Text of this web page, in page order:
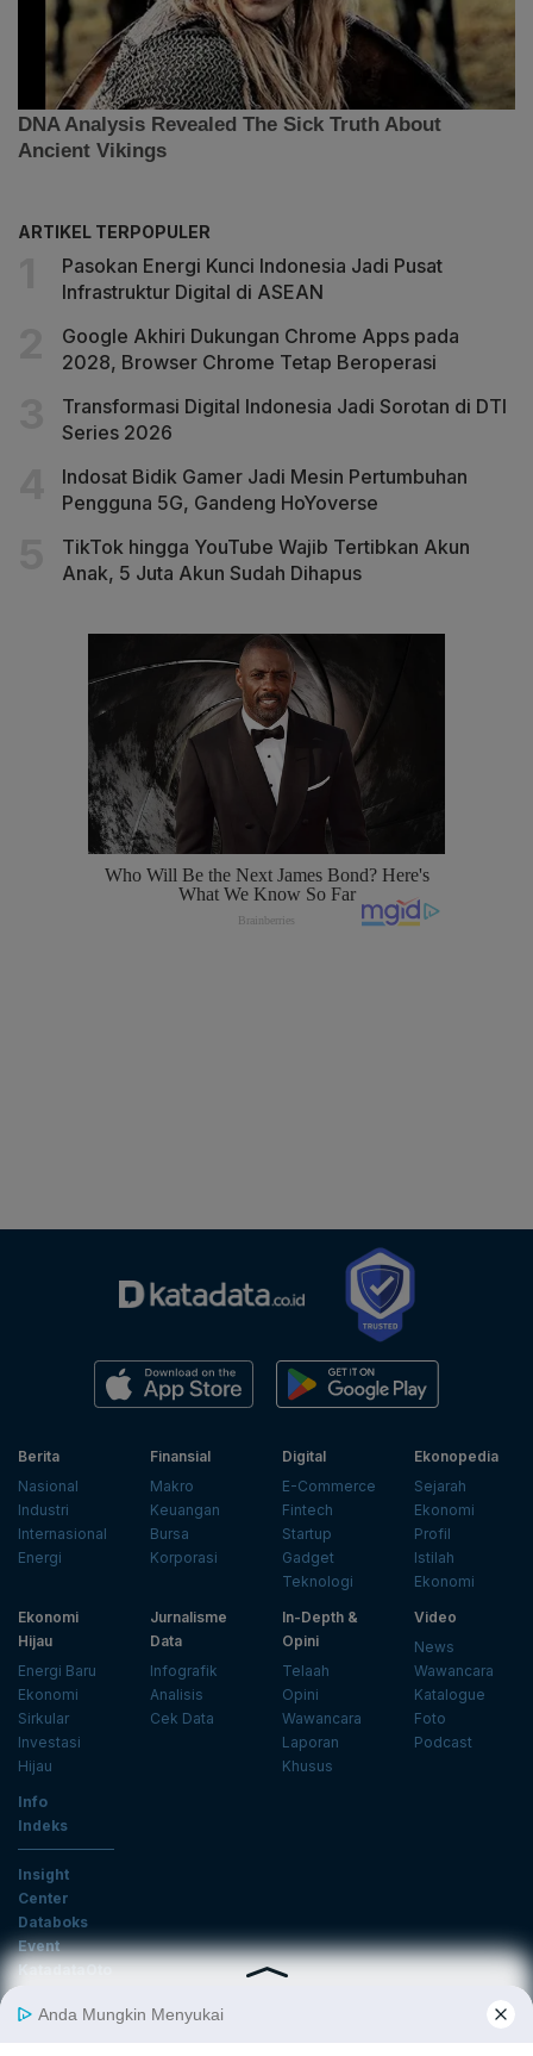
ARTIKEL TERPOPULER
Pasokan Energi Kunci Indonesia Jadi Pusat
Infrastruktur Digital di ASEAN
Google Akhiri Dukungan Chrome Apps pada
2028, Browser Chrome Tetap Beroperasi
Transformasi Digital Indonesia Jadi Sorotan di DTI
Series 2026
Indosat Bidik Gamer Jadi Mesin Pertumbuhan
Pengguna 5G, Gandeng HoYoverse
TikTok hingga YouTube Wajib Tertibkan Akun
Anak, 5 Juta Akun Sudah Dihapus
Berita
Nasional
Industri
Internasional
Energi
Finansial
Makro
Keuangan
Bursa
Korporasi
Digital
E-Commerce
Fintech
Startup
Gadget
Teknologi
Ekonopedia
Sejarah
Ekonomi
Profil
Istilah
Ekonomi
Ekonomi
Hijau
Energi Baru
Ekonomi
Sirkular
Investasi
Hijau
Jurnalisme
Data
Infografik
Analisis
Cek Data
In-Depth &
Opini
Telaah
Opini
Wawancara
Laporan
Khusus
Video
News
Wawancara
Katalogue
Foto
Podcast
Info
Indeks
Insight
Center
Databoks
Event
KatadataOto